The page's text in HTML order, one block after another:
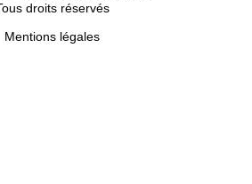
droits réservés
Mentions légales